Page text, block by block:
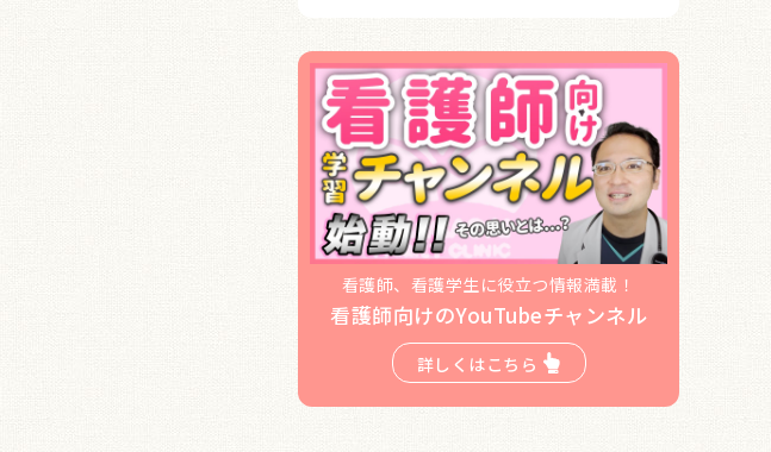
看護師、看護学生に役立つ情報満載！
看護師向けのYouTubeチャンネル
詳しくはこちら